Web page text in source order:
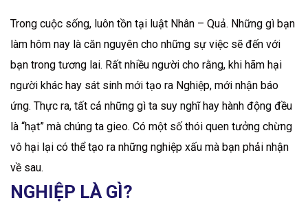
Trong cuộc sống, luôn tồn tại luật Nhân – Quả. Những gì bạn
làm hôm nay là căn nguyên cho những sự việc sẽ đến với
bạn trong tương lai. Rất nhiều người cho rằng, khi hãm hại
người khác hay sát sinh mới tạo ra Nghiệp, mới nhận báo
ứng. Thực ra, tất cả những gì ta suy nghĩ hay hành động đều
là “hạt” mà chúng ta gieo. Có một số thói quen tưởng chừng
vô hại lại có thể tạo ra những nghiệp xấu mà bạn phải nhận
về sau.
NGHIỆP LÀ GÌ?